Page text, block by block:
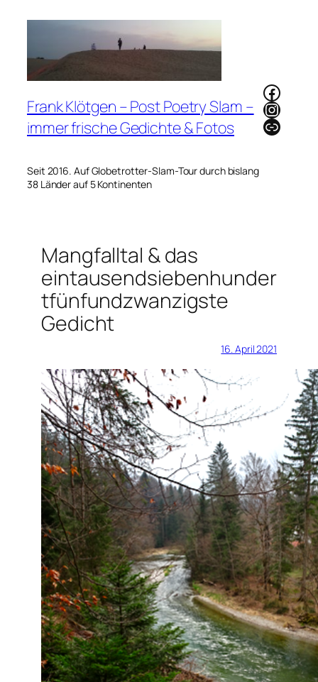
Frank Klötgen – Post Poetry Slam –
immer frische Gedichte & Fotos
Seit 2016. Auf Globetrotter-Slam-Tour durch bislang
38 Länder auf 5 Kontinenten
Link
Mangfalltal & das
eintausendsiebenhunder
tfünfundzwanzigste
Gedicht
16. April 2021